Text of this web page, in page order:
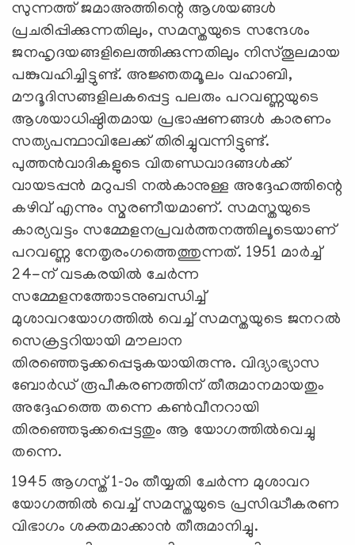
സുന്നത്ത് ജമാഅത്തിന്റെ ആശയങ്ങള്‍
പ്രചരിപ്പിക്കുന്നതിലും, സമസ്തയുടെ സന്ദേശം
ജനഹൃദയങ്ങളിലെത്തിക്കുന്നതിലും നിസ്തൂലമായ
പങ്കുവഹിച്ചിട്ടുണ്ട്. അജ്ഞതമൂലം വഹാബി,
മൗദൂദിസങ്ങളിലകപ്പെട്ട പലരും പറവണ്ണയുടെ
ആശയാധിഷ്ഠിതമായ പ്രഭാഷണങ്ങള്‍ കാരണം
സത്യപന്ഥാവിലേക്ക് തിരിച്ചുവന്നിട്ടുണ്ട്.
പുത്തന്‍വാദികളുടെ വിതണ്ഡവാദങ്ങള്‍ക്ക്
വായടപ്പന്‍ മറുപടി നല്‍കാനുള്ള അദ്ദേഹത്തിന്റെ
കഴിവ് എന്നും സ്മരണീയമാണ്. സമസ്തയുടെ
കാര്യവട്ടം സമ്മേളനപ്രവര്‍ത്തനത്തിലൂടെയാണ്
പറവണ്ണ നേതൃരംഗത്തെത്തുന്നത്. 1951 മാര്‍ച്ച്
24-ന് വടകരയില്‍ ചേര്‍ന്ന
സമ്മേളനത്തോടനുബന്ധിച്ച്
മുശാവറയോഗത്തില്‍ വെച്ച് സമസ്തയുടെ ജനറല്‍
സെക്രട്ടറിയായി മൗലാന
തിരഞ്ഞെടുക്കപ്പെടുകയായിരുന്നു. വിദ്യാഭ്യാസ
ബോര്‍ഡ് രൂപീകരണത്തിന് തീരുമാനമായതും
അദ്ദേഹത്തെ തന്നെ കണ്‍വീനറായി
തിരഞ്ഞെടുക്കപ്പെട്ടതും ആ യോഗത്തില്‍വെച്ചു
തന്നെ.
1945 ആഗസ്ത് 1-ാം തീയ്യതി ചേര്‍ന്ന മുശാവറ
യോഗത്തില്‍ വെച്ച് സമസ്തയുടെ പ്രസിദ്ധീകരണ
വിഭാഗം ശക്തമാക്കാന്‍ തീരുമാനിച്ചു.